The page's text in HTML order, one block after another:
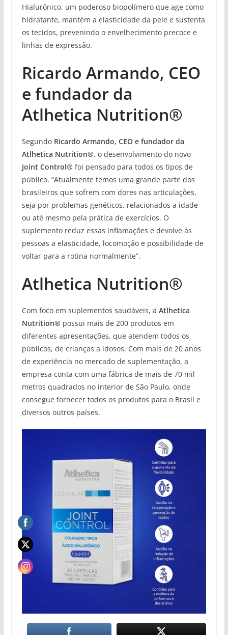
Hialurônico, um poderoso biopolímero que age como
hidratante, mantém a elasticidade da pele e sustenta
os tecidos, prevenindo o envelhecimento precoce e
linhas de expressão.
Ricardo Armando, CEO
e fundador da
Atlhetica Nutrition®
Segundo Ricardo Armando, CEO e fundador da
Atlhetica Nutrition®, o desenvolvimento do novo
Joint Control® foi pensado para todos os tipos de
público. “Atualmente temos uma grande parte dos
brasileiros que sofrem com dores nas articulações,
seja por problemas genéticos, relacionados a idade
ou até mesmo pela prática de exercícios. O
suplemento reduz essas inflamações e devolve às
pessoas a elasticidade, locomoção e possibilidade de
voltar para a rotina normalmente”.
Atlhetica Nutrition®
Com foco em suplementos saudáveis, a Atlhetica
Nutrition® possui mais de 200 produtos em
diferentes apresentações, que atendem todos os
públicos, de crianças a idosos. Com mais de 20 anos
de experiência no mercado de suplementação, a
empresa conta com uma fábrica de mais de 70 mil
metros quadrados no interior de São Paulo, onde
consegue fornecer todos os produtos para o Brasil e
diversos outros países.